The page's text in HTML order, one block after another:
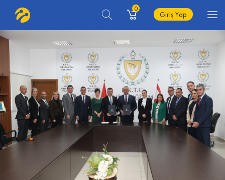
0
Giriş Yap